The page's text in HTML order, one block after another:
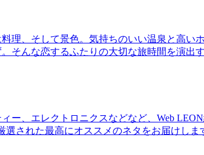
、そして景色。気持ちのいい温泉と高い
そんな恋するふたりの大切な旅時間を演出
ー、エレクトロニクスなどなど、Web
された最高にオススメのネタをお届けしま